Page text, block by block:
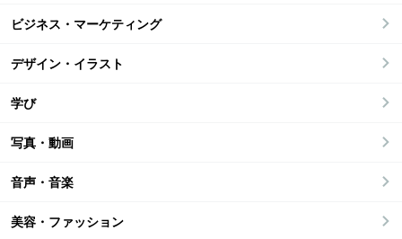
ビジネス・マーケティング
デザイン・イラスト
学び
写真・動画
音声・音楽
美容・ファッション